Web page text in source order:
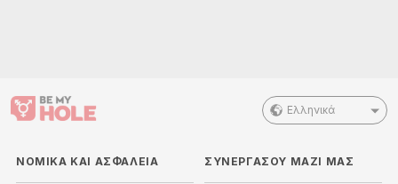
Ελληνικά
ΝΟΜΙΚΑ ΚΑΙ ΑΣΦΑΛΕΙΑ ΣΥΝΕΡΓΑΣΟΥ ΜΑΖΙ ΜΑΣ